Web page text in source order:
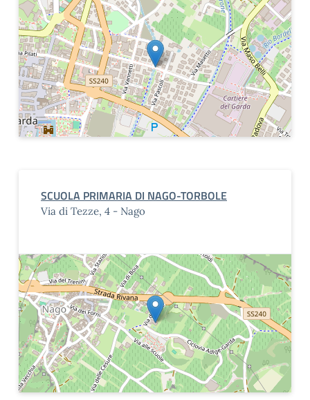
SCUOLA PRIMARIA DI NAGO-TORBOLE
Via di Tezze, 4 - Nago